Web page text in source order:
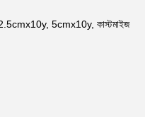
5cmx10y, কাস্টমাইজ